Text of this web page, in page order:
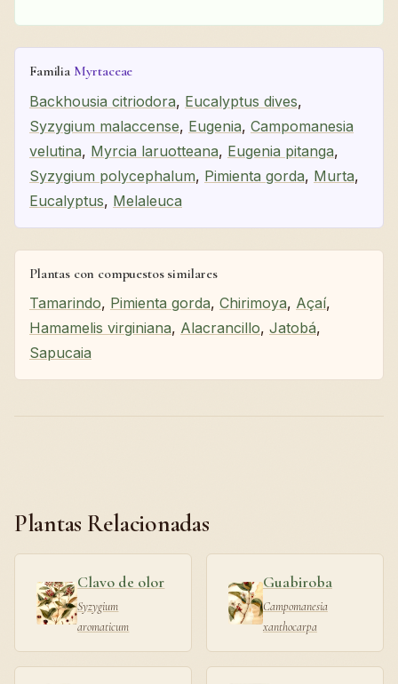
Familia Myrtaceae
Backhousia citriodora, Eucalyptus dives,
Syzygium malaccense, Eugenia, Campomanesia
velutina, Myrcia laruotteana, Eugenia pitanga,
Syzygium polycephalum, Pimienta gorda, Murta,
Eucalyptus, Melaleuca
Plantas con compuestos similares
Tamarindo, Pimienta gorda, Chirimoya, Açaí,
Hamamelis virginiana, Alacrancillo, Jatobá,
Sapucaia
Plantas Relacionadas
Clavo de olor
Syzygium
aromaticum
Guabiroba
Campomanesia
xanthocarpa